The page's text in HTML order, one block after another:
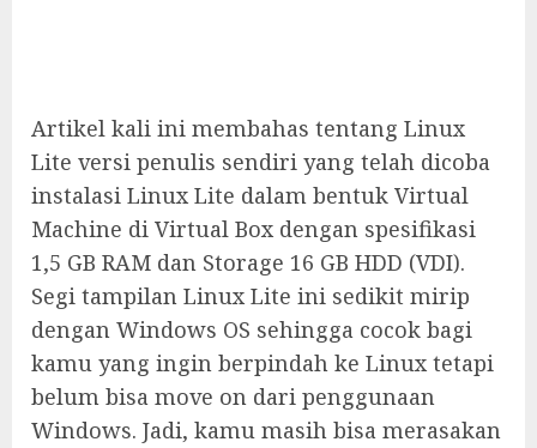
Artikel kali ini membahas tentang Linux
Lite versi penulis sendiri yang telah dicoba
instalasi Linux Lite dalam bentuk Virtual
Machine di Virtual Box dengan spesifikasi
1,5 GB RAM dan Storage 16 GB HDD (VDI).
Segi tampilan Linux Lite ini sedikit mirip
dengan Windows OS sehingga cocok bagi
kamu yang ingin berpindah ke Linux tetapi
belum bisa move on dari penggunaan
Windows. Jadi, kamu masih bisa merasakan